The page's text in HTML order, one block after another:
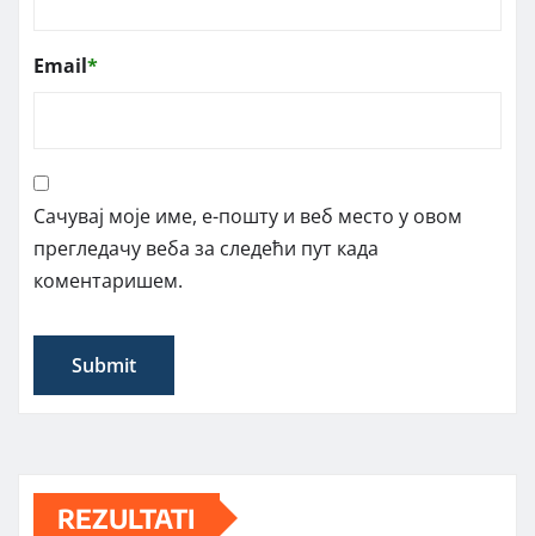
Email*
Сачувај моје име, е-пошту и веб место у овом
прегледачу веба за следећи пут када
коментаришем.
REZULTATI